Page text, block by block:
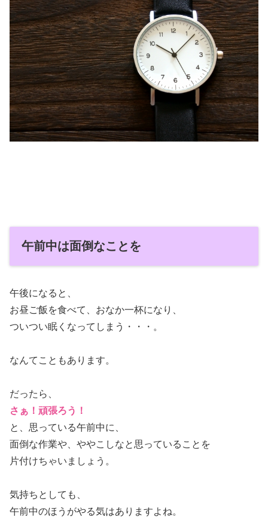
午前中は面倒なことを
午後になると、
お昼ご飯を食べて、おなか一杯になり、
ついつい眠くなってしまう・・・。
なんてこともあります。
だったら、
さぁ！頑張ろう！
と、思っている午前中に、
面倒な作業や、ややこしなと思っていることを
片付けちゃいましょう。
気持ちとしても、
午前中のほうがやる気はありますよね。